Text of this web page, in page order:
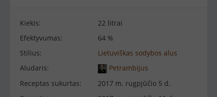
Kiekis:
22 litrai
Efektyvumas:
64 %
Stilius:
Lietuviškas sodybos alus
Aludaris:
Petrambijus
Receptas sukurtas:
2017 m. rugpjūčio 5 d.